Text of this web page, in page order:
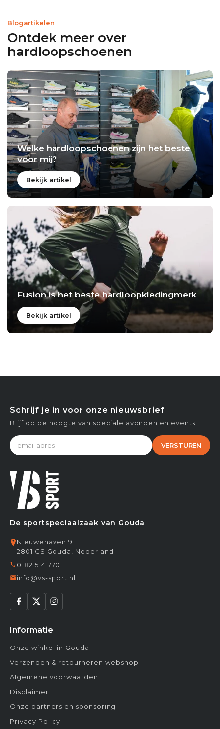
Blogartikelen
Ontdek meer over
hardloopschoenen
Welke hardloopschoenen zijn het beste
voor mij?
Bekijk artikel
Fusion is het beste hardloopkledingmerk
Bekijk artikel
De sportspeciaalzaak van Gouda
Nieuwehaven 9
2801 CS Gouda, Nederland
0182 514 770
info@vs-sport.nl
Informatie
Onze winkel in Gouda
Verzenden & retourneren webshop
Algemene voorwaarden
Disclaimer
Onze partners en sponsoring
Privacy Policy
Schrijf je in voor onze nieuwsbrief
Blijf op de hoogte van speciale avonden en events
VERSTUREN